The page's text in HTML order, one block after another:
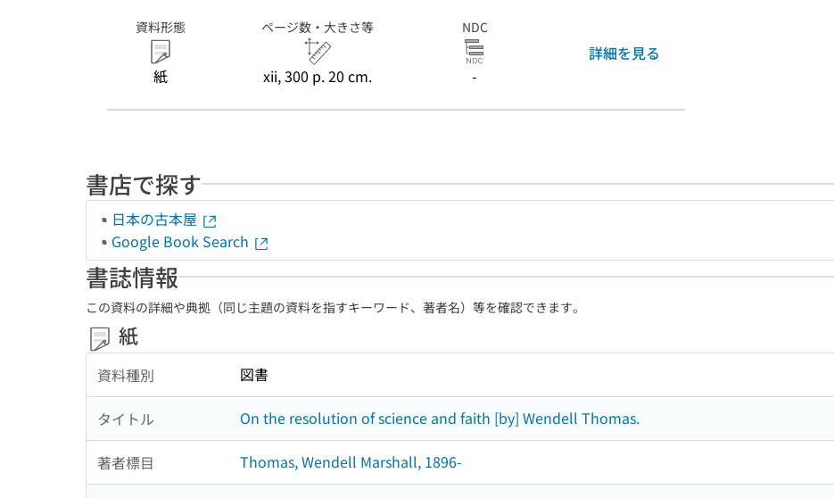
資料形態
紙
ページ数・大きさ等
xii, 300 p. 20 cm.
NDC
-
詳細を見る
書店で探す
日本の古本屋
Google Book Search
書誌情報
この資料の詳細や典拠（同じ主題の資料を指すキーワード、著者名）等を確認できます。
紙
資料種別 図書
タイトル On the resolution of science and faith [by] Wendell Thomas.
著者標目 Thomas, Wendell Marshall, 1896-